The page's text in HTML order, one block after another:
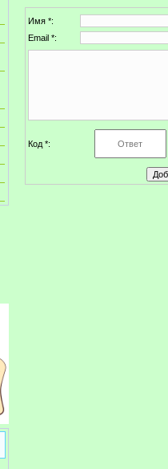
Имя *:
Email *:
Код *: